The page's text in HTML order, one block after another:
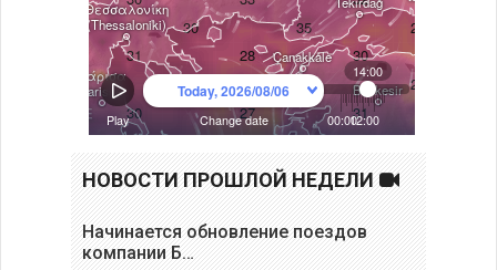
НОВОСТИ ПРОШЛОЙ НЕДЕЛИ
Начинается обновление поездов
компании Б…